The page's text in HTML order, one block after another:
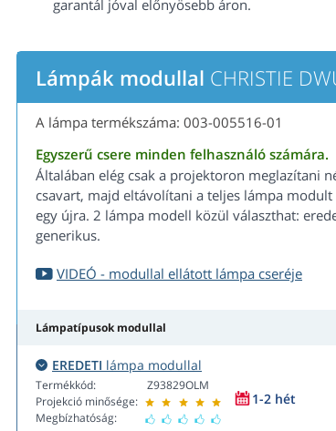
garantál jóval előnyösebb áron.
Lámpák modullal CHRISTIE
A lámpa termékszáma: 003-005516-01
Egyszerű csere minden felhasználó számára.
Általában elég csak a projektoron meglazítani
csavart, majd eltávolítani a teljes lámpa modult
egy újra. 2 lámpa modell közül választhat:
generikus.
VIDEÓ - modullal ellátott lámpa cseréje
Lámpatípusok modullal
EREDETI lámpa modullal
Termékkód:
Projekció minősége:
Megbízhatóság:
Z93829OLM
1-2 hét